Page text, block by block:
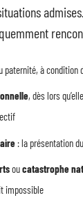
paternité, à condition
, dès lors
: la présentation
oucatastrophe
impossible